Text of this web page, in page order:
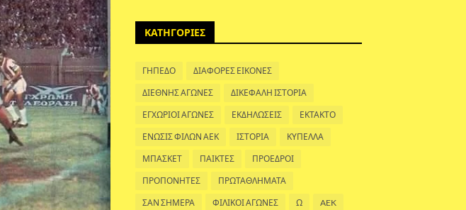
ΚΑΤΗΓΟΡΙΕΣ
ΓΗΠΕΔΟ ΔΙΑΦΟΡΕΣ ΕΙΚΟΝΕΣ
ΔΙΕΘΝΗΣ ΑΓΩΝΕΣ ΔΙΚΕΦΑΛΗ ΙΣΤΟΡΙΑ
ΕΓΧΩΡΙΟΙ ΑΓΩΝΕΣ ΕΚΔΗΛΩΣΕΙΣ ΕΚΤΑΚΤΟ
ΕΝΩΣΙΣ ΦΙΛΩΝ ΑΕΚ ΙΣΤΟΡΙΑ ΚΥΠΕΛΛΑ
ΜΠΑΣΚΕΤ ΠΑΙΚΤΕΣ ΠΡΟΕΔΡΟΙ
ΠΡΟΠΟΝΗΤΕΣ ΠΡΩΤΑΘΛΗΜΑΤΑ
ΣΑΝ ΣΗΜΕΡΑ ΦΙΛΙΚΟΙ ΑΓΩΝΕΣ Ω AEK